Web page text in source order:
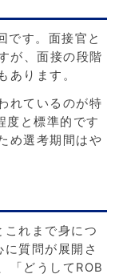
です。面接官と
が、面接の段階
あります。
れているのが特
度と標準的です
め選考期間はや
これまで身につ
質問が展開さ
「どうしてROB